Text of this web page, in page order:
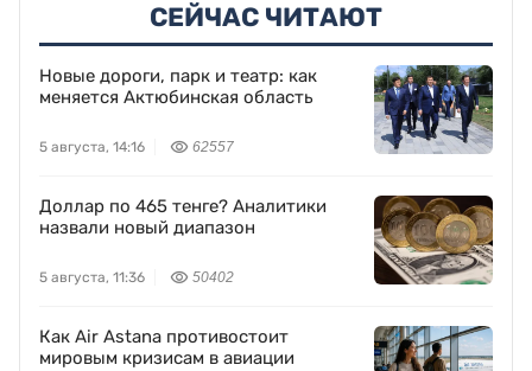
СЕЙЧАС ЧИТАЮТ
Новые дороги, парк и театр: как
меняется Актюбинская область
5 августа, 14:16 62557
Доллар по 465 тенге? Аналитики
назвали новый диапазон
5 августа, 11:36 50402
Как Air Astana противостоит
мировым кризисам в авиации